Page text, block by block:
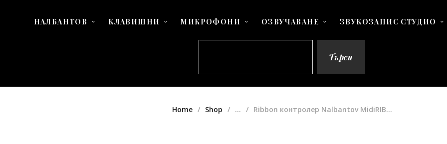
НАЛБАНТОВ КЛАВИШНИ МИКРОФОНИ ОЗВУЧАВАНЕ ЗВУКОЗАПИС СТУДИО
Търси
Home Shop ... Ribbon контролер Nalbantov MidiRIB...